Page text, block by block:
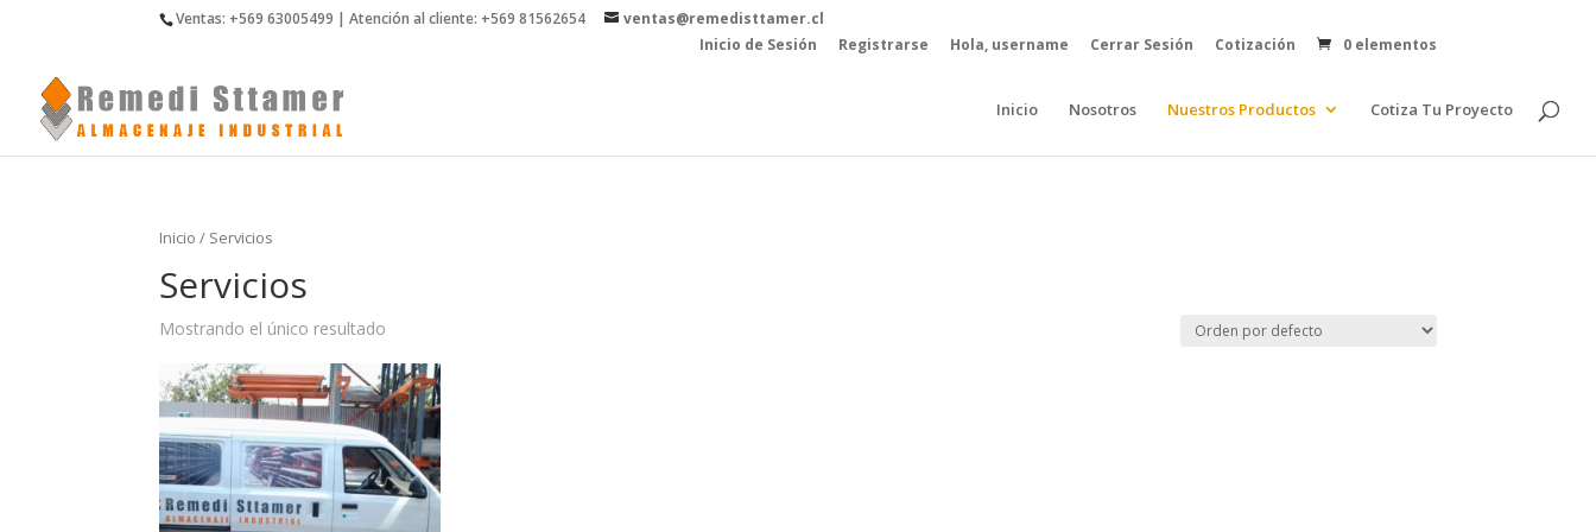
Ventas: +569 63005499 | Atención al cliente: +569 81562654
ventas@remedisttamer.cl
Inicio de Sesión
Registrarse Hola, username Cerrar Sesión Cotización 0 elementos
Inicio Nosotros Nuestros Productos Cotiza Tu Proyecto
Inicio / Servicios
Servicios
Mostrando el único resultado